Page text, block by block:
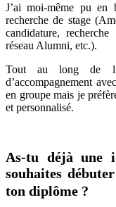
J’ai moi-même pu en
recherche de stage
candidature,
réseau Alumni, etc.).
Tout au long de
d’accompagnement
en groupe mais je
et personnalisé.
As-tu déjà une
souhaites
ton diplôme ?